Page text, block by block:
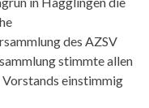
des AZSV
stimmte allen
Vorstands einstimmig